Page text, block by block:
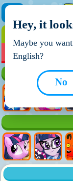
НОВІ ІГРИ
Hey, it
Maybe you
English?
No